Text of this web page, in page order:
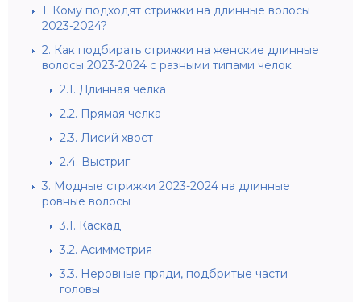
1. Кому подходят стрижки на длинные волосы
2023-2024?
2. Как подбирать стрижки на женские длинные
волосы 2023-2024 с разными типами челок
2.1. Длинная челка
2.2. Прямая челка
2.3. Лисий хвост
2.4. Выстриг
3. Модные стрижки 2023-2024 на длинные
ровные волосы
3.1. Каскад
3.2. Асимметрия
3.3. Неровные пряди, подбритые части
головы